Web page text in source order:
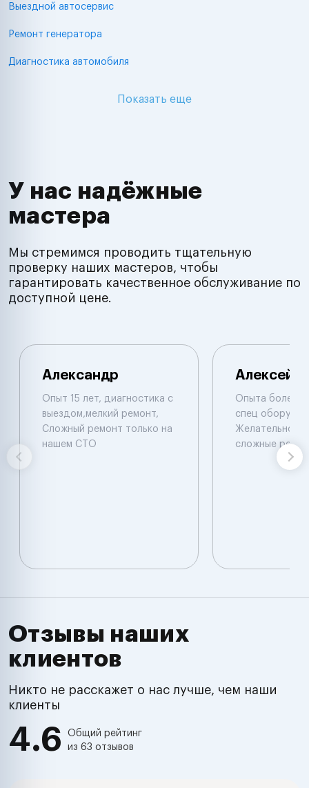
Выездной автосервис
Ремонт генератора
Диагностика автомобиля
Показать еще
У нас надёжные
мастера
Мы стремимся проводить тщательную
проверку наших мастеров, чтобы
гарантировать качественное обслуживание по
доступной цене.
Александр
Опыт 15 лет, диагностика с
выездом,мелкий ремонт,
Сложный ремонт только на
нашем СТО
Алексей
Опыта более
спец
Желательно в
сложные
Отзывы наших
клиентов
Никто не расскажет о нас лучше, чем наши
клиенты
4.6
Общий рейтинг
из 63 отзывов